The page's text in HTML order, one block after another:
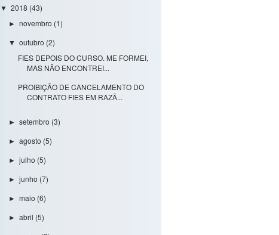
▼ 2018 (43)
►novembro (1)
▼outubro (2)
FIES DEPOIS DO CURSO. ME FORMEI,
MAS NÃO ENCONTREI...
PROIBIÇÃO DE CANCELAMENTO DO
CONTRATO FIES EM RAZÃ...
►setembro (3)
►agosto (5)
►julho (5)
►junho (7)
►maio (6)
►abril (5)